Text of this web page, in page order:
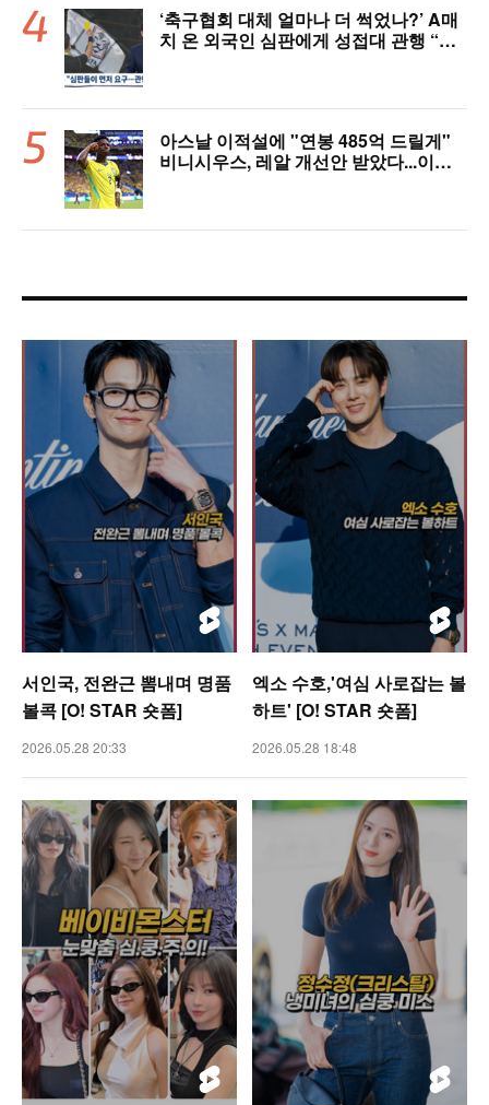
‘축구협회 대체 얼마나 더 썩었나?’ A매
치 온 외국인 심판에게 성접대 관행 “그
아스날 이적설에 "연봉 485억 드릴게"
비니시우스, 레알 개선안 받았다...이제
서인국, 전완근 뽐내며 명품
볼콕 [O! STAR 숏폼]
2026.05.28 20:33
엑소 수호,'여심 사로잡는 볼
하트' [O! STAR 숏폼]
2026.05.28 18:48